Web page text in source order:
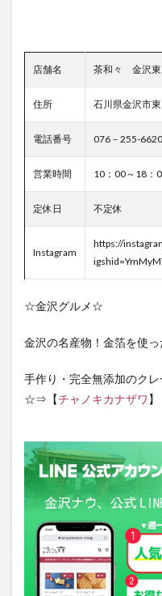
店舗名 茶和々 金沢東
住所 石川県金沢市
電話番号 076－255-6620
営業時間 10：00～18：
定休日 不定休
Instagram
https://
☆金沢グルメ☆
金沢の名産物！金箔を使
手作り・完全無添加のク
☆⇒【チャノキカナザワ 】